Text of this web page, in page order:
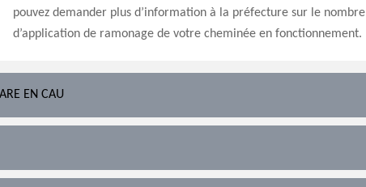
pouvez demander plus d’information à la préfecture sur le nombre
d’application de ramonage de votre cheminée en fonctionnement.
EN CAU